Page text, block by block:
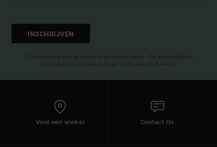
INSCHRIJVEN
(*) Aanbieding geldig online voor nieuwe leden - De gedetailleerde
voorwaarden zijn beschikbaar in de welkomst e-mail
Vind een winkel Contact Us